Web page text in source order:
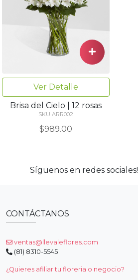
Ver Detalle
Brisa del Cielo | 12 rosas
SKU ARR002
$989.00
Síguenos en redes sociales!
CONTÁCTANOS
ventas@llevaleflores.com
(81) 8310-5545
¿Quieres afiliar tu floreria o negocio?